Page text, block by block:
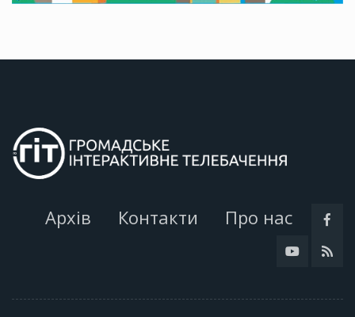
Архів Контакти Про нас